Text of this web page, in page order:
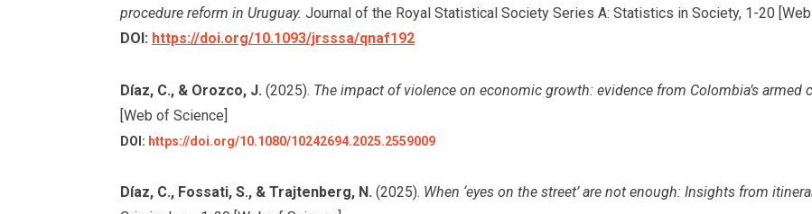
procedure reform in Uruguay. Journal of the Royal Statistical Society Series A: Statistics in Society, 1-20
DOI: https://doi.org/10.1093/jrsssa/qnaf192
Díaz, C., & Orozco, J. (2025). The impact of violence on economic growth: evidence from Colombia’s armed
[Web of Science]
DOI: https://doi.org/10.1080/10242694.2025.2559009
Díaz, C., Fossati, S., & Trajtenberg, N. (2025). When ‘eyes on the street’ are not enough: Insights from